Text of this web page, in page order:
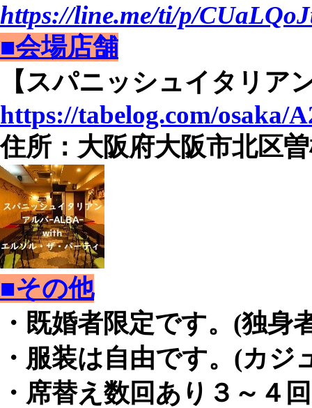
https://line.me/ti/p/
■会場店舗
【スパニッシュイタリア
https://tabelog.com/osaka/
住所：大阪府大阪市北区
■その他
・既婚者限定です。(独身
・服装は自由です。(カ
・席替え数回あり３～４回